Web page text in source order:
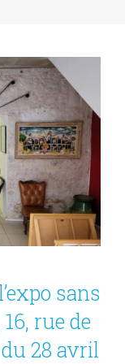
sans
16, rue de
28 avril